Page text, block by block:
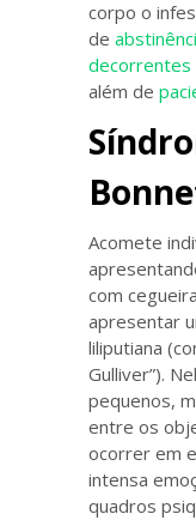
corpo o
de
decorrentes
além de
Acomete
com
apresentar
liliputiana
Gulliver”).
pequenos,
entre os
ocorrer em
intensa
quadros